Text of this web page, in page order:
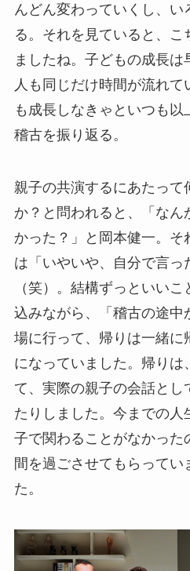
んどん変わっていくし、い
る。それを見ていると、こ
ましたね。子どもの成長
人も同じだけ時間が流れ
も成長しなきゃといつも以
稽古を振り返る。
親子の共演するにあたって
か？と問われると、「なん
かった？」と岡本健一。そ
は「いやいや、自分で言っ
（笑）。結構ずっといい
込みながら、「稽古の途中
場に行って、帰りは一緒に
になっていました。帰りは
て、実際の親子の会話とし
たりしました。今までの人
子で関わることがなかった
間を過ごさせてもらってい
た。